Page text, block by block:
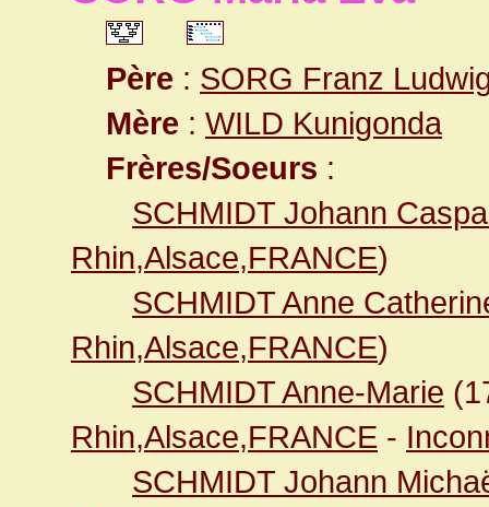
Père : SORG Franz
Mère : WILD Kunigonda
Frères/Soeurs :
SCHMIDT Johann
Rhin,Alsace,FRANCE)
SCHMIDT Anne
Rhin,Alsace,FRANCE)
SCHMIDT Anne-Marie
Rhin,Alsace,FRANCE -
SCHMIDT Johann